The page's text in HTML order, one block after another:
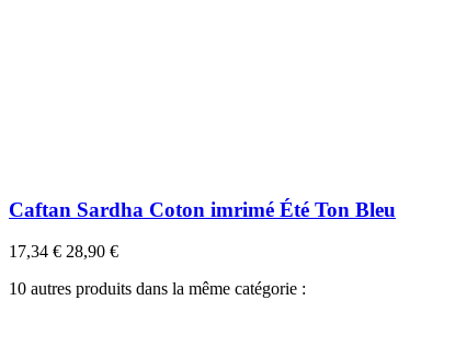
Caftan Sardha Coton imrimé Été Ton Bleu
17,34 € 28,90 €
10 autres produits dans la même catégorie :